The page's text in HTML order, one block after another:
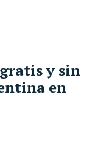
y sin
en